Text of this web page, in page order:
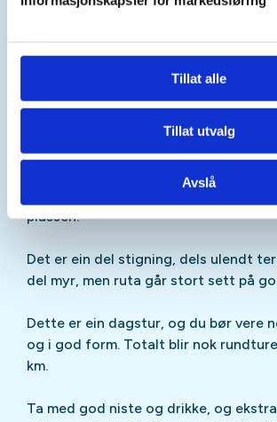
Tillat alle
Tillat utvalg
Avslå
rundtur. Me går over Kvanndalsheia
austsida av Vardaheia, og nedover
furuskogen mot Krokånå - som me
hengebru før me kjem til hyttene ved
Liarstølsvatnet. Etter å ha passert
Liarstølsvatnet går det siste stykket
plassen.
Det er ein del stigning, dels ulendt
del myr, men ruta går stort sett på
Dette er ein dagstur, og du bør vere
og i god form. Totalt blir nok
km.
Ta med god niste og drikke, og